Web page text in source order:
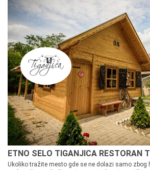
ETNO SELO TIGANJICA RESTORAN
Ukoliko tražite mesto gde se ne dolazi samo zbog